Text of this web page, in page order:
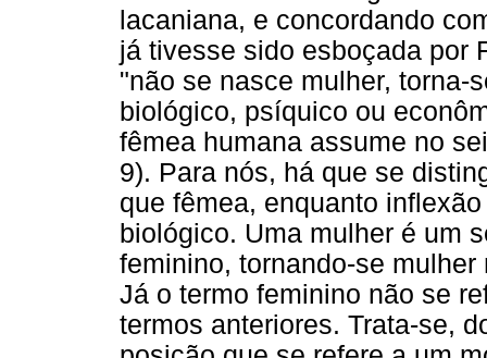
lacaniana, e concordando
já tivesse sido esboçada por
"não se nasce mulher, torna-
biológico, psíquico ou
fêmea humana assume no
9). Para nós, há que se
que fêmea, enquanto
biológico. Uma mulher é um
feminino, tornando-se
Já o termo feminino não se
termos anteriores. Trata-se,